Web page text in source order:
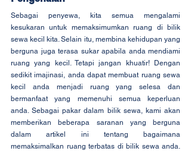
Sebagai penyewa, kita semua mengalami
kesukaran untuk memaksimumkan ruang di bilik
sewa kecil kita. Selain itu, membina kehidupan yang
berguna juga terasa sukar apabila anda mendiami
ruang yang kecil. Tetapi jangan khuatir! Dengan
sedikit imajinasi, anda dapat membuat ruang sewa
kecil anda menjadi ruang yang selesa dan
bermanfaat yang memenuhi semua keperluan
anda. Sebagai pakar dalam bilik sewa, kami akan
memberikan beberapa saranan yang berguna
dalam artikel ini tentang bagaimana
memaksimalkan ruang terbatas di bilik sewa anda.